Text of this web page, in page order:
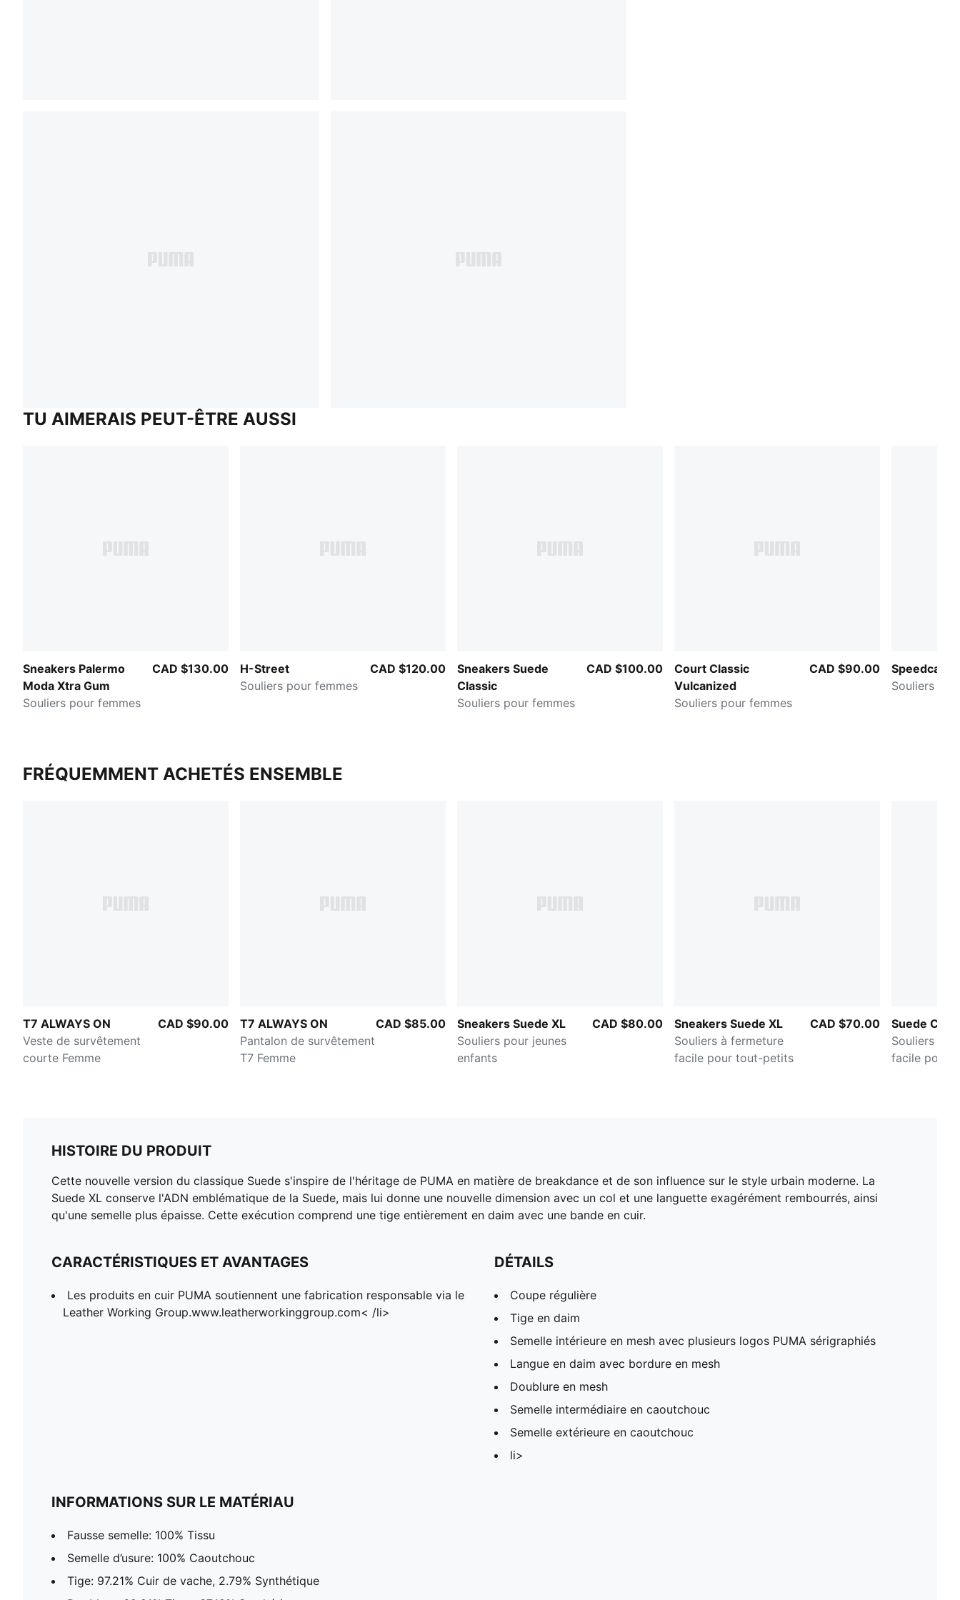
TU AIMERAIS PEUT-ÊTRE AUSSI
Sneakers Palermo
Moda Xtra Gum
Souliers pour femmes
CAD $130.00
H-Street
Souliers pour femmes
CAD $120.00
Sneakers Suede
Classic
Souliers pour femmes
CAD $100.00
Court Classic
Vulcanized
Souliers pour femmes
CAD $90.00
Speedcat
Souliers
FRÉQUEMMENT ACHETÉS ENSEMBLE
T7 ALWAYS ON
Veste de survêtement
courte Femme
CAD $90.00
T7 ALWAYS ON
Pantalon de survêtement
T7 Femme
CAD $85.00
Sneakers Suede XL
Souliers pour jeunes
enfants
CAD $80.00
Sneakers Suede XL
Souliers à fermeture
facile pour tout-petits
CAD $70.00
Suede
Souliers à
facile pour
HISTOIRE DU PRODUIT
Cette nouvelle version du classique Suede s'inspire de l'héritage de PUMA en matière de breakdance et de son influence sur le style urbain moderne. La
Suede XL conserve l'ADN emblématique de la Suede, mais lui donne une nouvelle dimension avec un col et une languette exagérément rembourrés, ainsi
qu'une semelle plus épaisse. Cette exécution comprend une tige entièrement en daim avec une bande en cuir.
CARACTÉRISTIQUES ET AVANTAGES
Les produits en cuir PUMA soutiennent une fabrication responsable via le
Leather Working Group.www.leatherworkinggroup.com< /li>
DÉTAILS
Coupe régulière
Tige en daim
Semelle intérieure en mesh avec plusieurs logos PUMA sérigraphiés
Langue en daim avec bordure en mesh
Doublure en mesh
Semelle intermédiaire en caoutchouc
Semelle extérieure en caoutchouc
li>
INFORMATIONS SUR LE MATÉRIAU
Fausse semelle: 100% Tissu
Semelle d’usure: 100% Caoutchouc
Tige: 97.21% Cuir de vache, 2.79% Synthétique